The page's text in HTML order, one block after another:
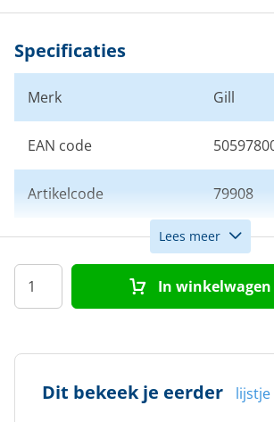
Specificaties
Merk Gill
EAN code
Artikelcode 79908
Maat XS
Kleur Blauw
Lees meer
In winkelwagen
Dit bekeek je eerder lijstje